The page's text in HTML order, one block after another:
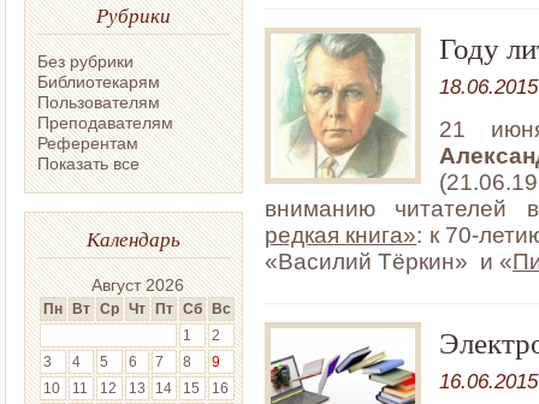
Рубрики
Без рубрики
Библиотекарям
Пользователям
Преподавателям
Референтам
Показать все
Календарь
Август 2026
Пн Вт Ср Чт Пт Сб Вс
1
2
3
4 5 6 7 8
9
10
11 12 13 14 15
16
Году
18.06.2015
21
вниманию читателей
редкая книга»: к 70-
«Василий Тёркин» и «
16.06.2015